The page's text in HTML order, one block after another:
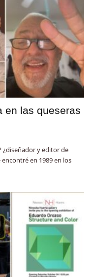
en las queseras
¿diseñador y editor de
en 1989 en los